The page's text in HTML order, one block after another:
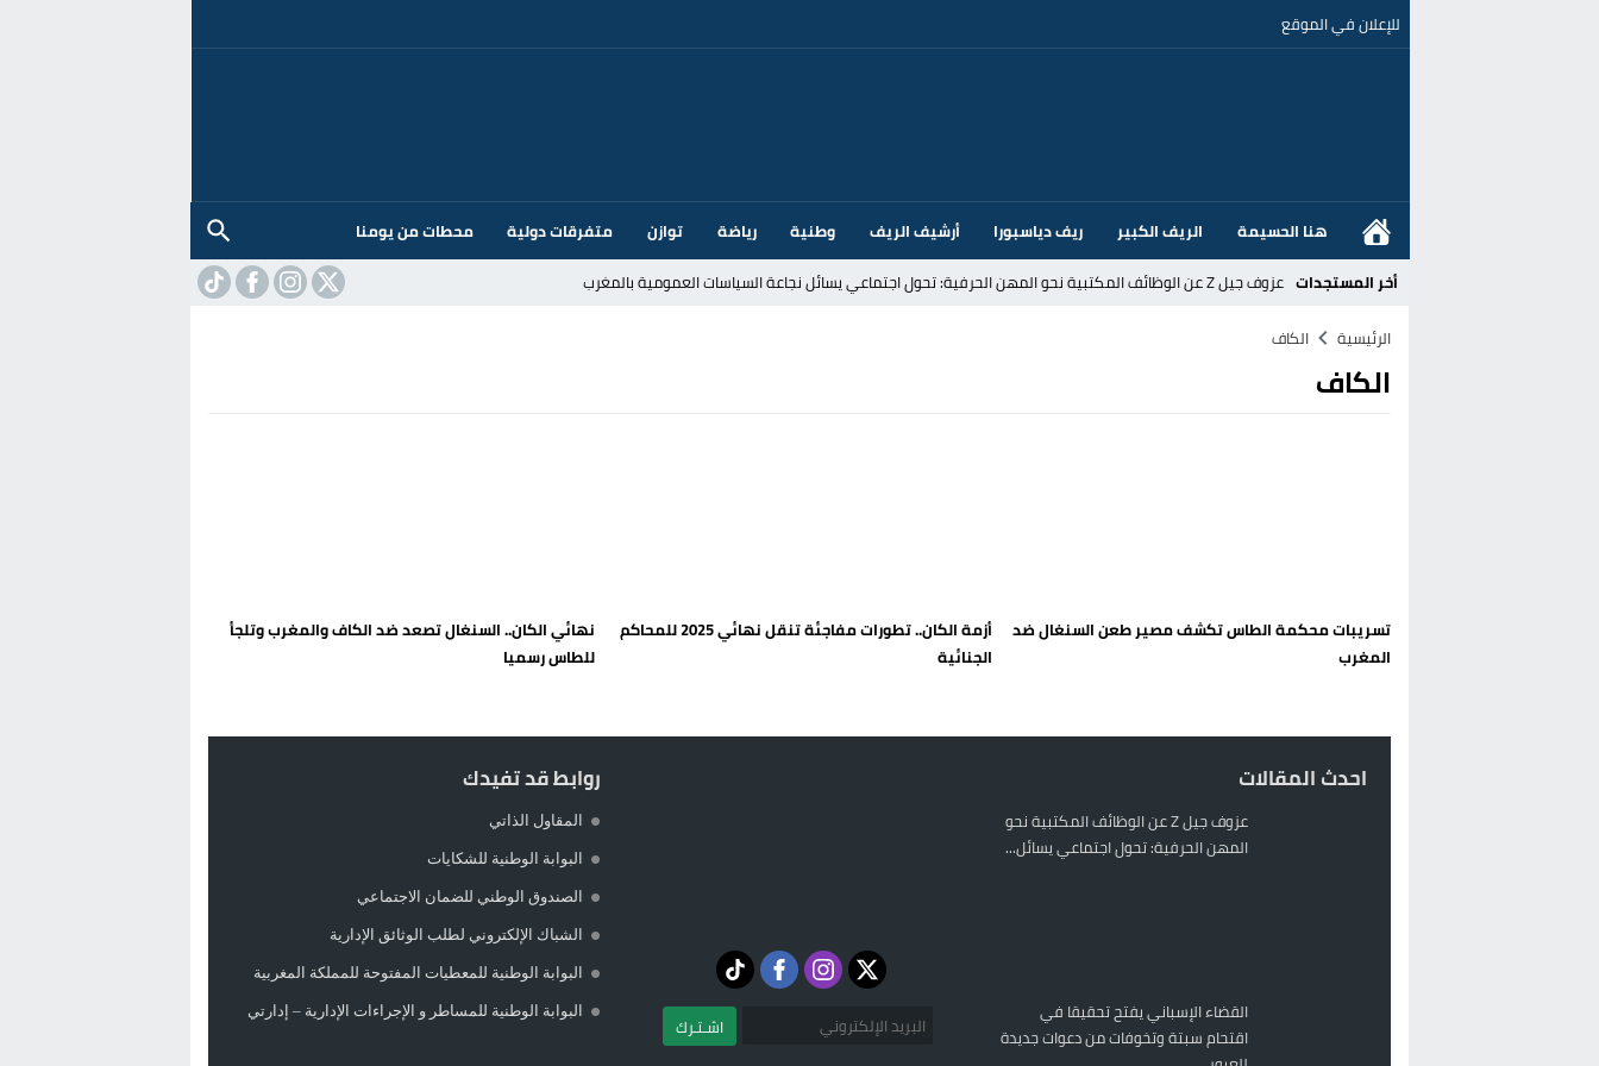
للإعلان في الموقع
هنا الحسيمة الريف الكبير ريف دياسبورا أرشيف الريف وطنية رياضة توازن متفرقات دولية
محطات من يومنا
أخر المستجدات عزوف جيل Z عن الوظائف المكتبية نحو المهن الحرفية: تحول اجتماعي يسائل نجاعة السياسات العمومية بالمغرب
القضاء الإسباني يفتح تحقيقا في اقتحام سبتة وتخوفات من دعوات جديدة للعبور
حريق بالمركب التجاري بالناظور يثير حالة استنفار أمني والوقاية المدنية تتدخل
الرئيسية الكاف
الكاف
تسريبات محكمة الطاس تكشف مصير طعن السنغال ضد
المغرب
أزمة الكان.. تطورات مفاجئة تنقل نهائي 2025 للمحاكم
الجنائية
نهائي الكان.. السنغال تصعد ضد الكاف والمغرب وتلجأ
للطاس رسميا
احدث المقالات
عزوف جيل Z عن الوظائف المكتبية نحو
المهن الحرفية: تحول اجتماعي يسائل...
القضاء الإسباني يفتح تحقيقا في
اقتحام سبتة وتخوفات من دعوات جديدة
اشـتـرك
روابط قد تفيدك
المقاول الذاتي
البوابة الوطنية للشكايات
الصندوق الوطني للضمان الاجتماعي
الشباك الإلكتروني لطلب الوثائق الإدارية
البوابة الوطنية للمعطيات المفتوحة للمملكة المغربية
البوابة الوطنية للمساطر و الإجراءات الإدارية – إدارتي